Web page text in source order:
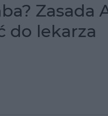
Zasada
do lekarza